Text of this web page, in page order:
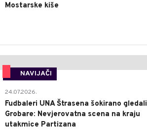
Mostarske kiše
NAVIJAČI
24.07.2026.
Fudbaleri UNA Štrasena šokirano gledali
Grobare: Nevjerovatna scena na kraju
utakmice Partizana